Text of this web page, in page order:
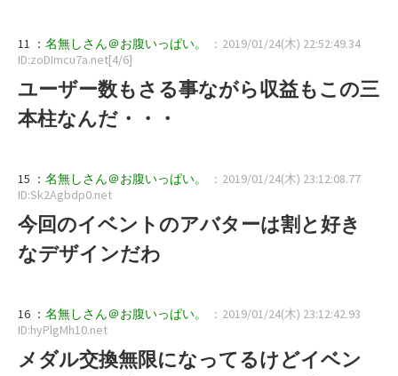
11 ： 名無しさん＠お腹いっぱい。
：2019/01/24(木) 22:52:49.34
ID:zoDImcu7a.net[4/6]
ユーザー数もさる事ながら収益もこの三
本柱なんだ・・・
15 ： 名無しさん＠お腹いっぱい。
：2019/01/24(木) 23:12:08.77
ID:Sk2Agbdp0.net
今回のイベントのアバターは割と好き
なデザインだわ
16 ： 名無しさん＠お腹いっぱい。
：2019/01/24(木) 23:12:42.93
ID:hyPlgMh10.net
メダル交換無限になってるけどイベン